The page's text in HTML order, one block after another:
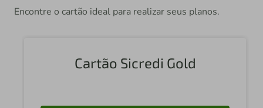
Encontre o cartão ideal para realizar seus planos.
Cartão Sicredi Gold